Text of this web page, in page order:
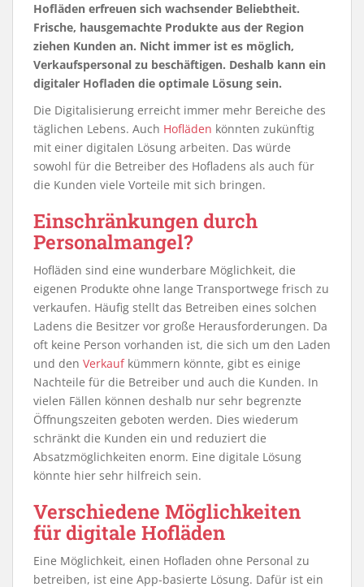
Hofläden erfreuen sich wachsender Beliebtheit.
Frische, hausgemachte Produkte aus der Region
ziehen Kunden an. Nicht immer ist es möglich,
Verkaufspersonal zu beschäftigen. Deshalb kann ein
digitaler Hofladen die optimale Lösung sein.
Die Digitalisierung erreicht immer mehr Bereiche des
täglichen Lebens. Auch Hofläden könnten zukünftig
mit einer digitalen Lösung arbeiten. Das würde
sowohl für die Betreiber des Hofladens als auch für
die Kunden viele Vorteile mit sich bringen.
Einschränkungen durch
Personalmangel?
Hofläden sind eine wunderbare Möglichkeit, die
eigenen Produkte ohne lange Transportwege frisch zu
verkaufen. Häufig stellt das Betreiben eines solchen
Ladens die Besitzer vor große Herausforderungen. Da
oft keine Person vorhanden ist, die sich um den Laden
und den Verkaufkümmern könnte, gibt es einige
Nachteile für die Betreiber und auch die Kunden. In
vielen Fällen können deshalb nur sehr begrenzte
Öffnungszeiten geboten werden. Dies wiederum
schränkt die Kunden ein und reduziert die
Absatzmöglichkeiten enorm. Eine digitale Lösung
könnte hier sehr hilfreich sein.
Verschiedene Möglichkeiten
für digitale Hofläden
Eine Möglichkeit, einen Hofladen ohne Personal zu
betreiben, ist eine App-basierte Lösung. Dafür ist ein